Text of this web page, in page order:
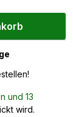
und 13
wird.